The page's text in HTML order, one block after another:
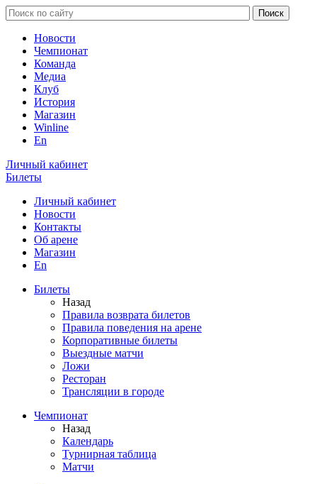
Новости
Чемпионат
Команда
Медиа
Клуб
История
Магазин
Winline
En
Личный кабинет
Билеты
Личный кабинет
Новости
Контакты
Об арене
Магазин
En
Билеты
Назад
Правила возврата билетов
Правила поведения на арене
Корпоративные билеты
Выездные матчи
Ложи
Ресторан
Трансляции в городе
Чемпионат
Назад
Календарь
Турнирная таблица
Матчи